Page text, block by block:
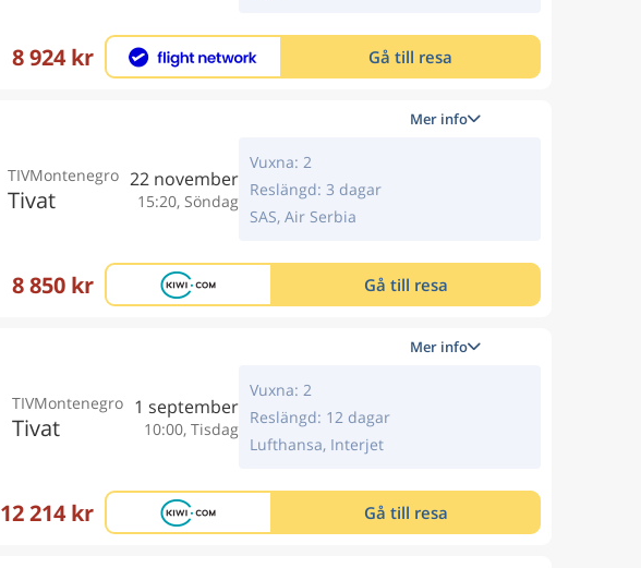
8 924 kr Gå till resa
Mer info
TIVMontenegro
Tivat
22 november
15:20, Söndag
Vuxna: 2
Reslängd: 3 dagar
SAS, Air Serbia
8 850 kr Gå till resa
Mer info
TIVMontenegro
Tivat
1 september
10:00, Tisdag
Vuxna: 2
Reslängd: 12 dagar
Lufthansa, Interjet
12 214 kr Gå till resa